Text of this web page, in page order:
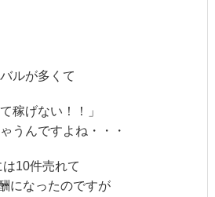
ルが多くて
稼げない！！」
うんですよね・・・
10件売れて
になったのですが